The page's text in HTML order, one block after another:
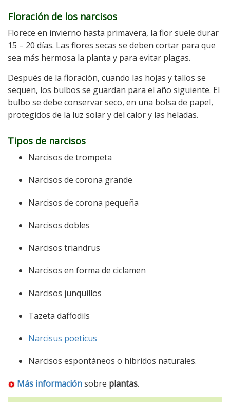
Floración de los narcisos
Florece en invierno hasta primavera, la flor suele durar
15 – 20 días. Las flores secas se deben cortar para que
sea más hermosa la planta y para evitar plagas.
Después de la floración, cuando las hojas y tallos se
sequen, los bulbos se guardan para el año siguiente. El
bulbo se debe conservar seco, en una bolsa de papel,
protegidos de la luz solar y del calor y las heladas.
Tipos de narcisos
Narcisos de trompeta
Narcisos de corona grande
Narcisos de corona pequeña
Narcisos dobles
Narcisos triandrus
Narcisos en forma de ciclamen
Narcisos junquillos
Tazeta daffodils
Narcisus poeticus
Narcisos espontáneos o híbridos naturales.
Más informaciónsobre plantas.